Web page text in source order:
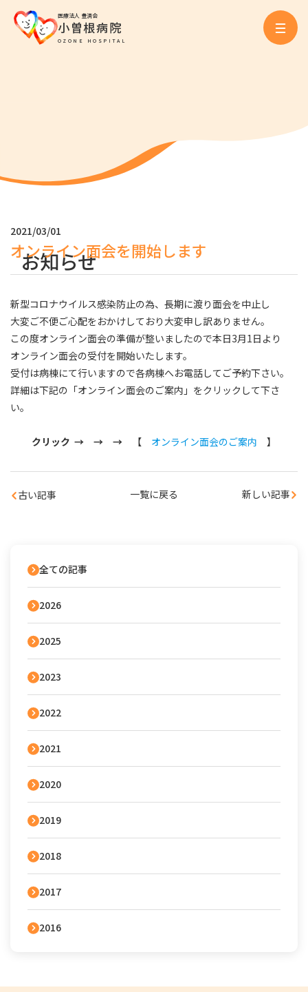
医療法人 豊済会
小曽根病院
OZONE HOSPITAL
お知らせ
2021/03/01
オンライン面会を開始します
新型コロナウイルス感染防止の為、長期に渡り面会を中止し
大変ご不便ご心配をおかけしており大変申し訳ありません。
この度オンライン面会の準備が整いましたので本日3月1日より
オンライン面会の受付を開始いたします。
受付は病棟にて行いますので各病棟へお電話してご予約下さい。
詳細は下記の「オンライン面会のご案内」をクリックして下さ
い。
クリック → → → 【 オンライン面会のご案内 】
古い記事 一覧に戻る 新しい記事
全ての記事
2026
2025
2023
2022
2021
2020
2019
2018
2017
2016